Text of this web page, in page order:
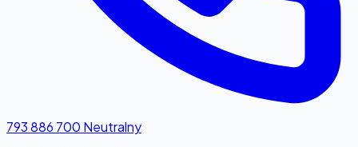
793 886 700 Neutralny